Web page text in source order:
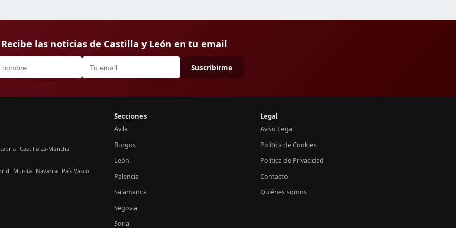
Recibe las noticias de Castilla y León en tu email
Suscribirme
Castilla La-Mancha
Murcia Navarra País Vasco
Secciones
Ávila
Burgos
León
Palencia
Salamanca
Segovia
Soria
Legal
Aviso Legal
Política de Cookies
Política de Privacidad
Contacto
Quiénes somos